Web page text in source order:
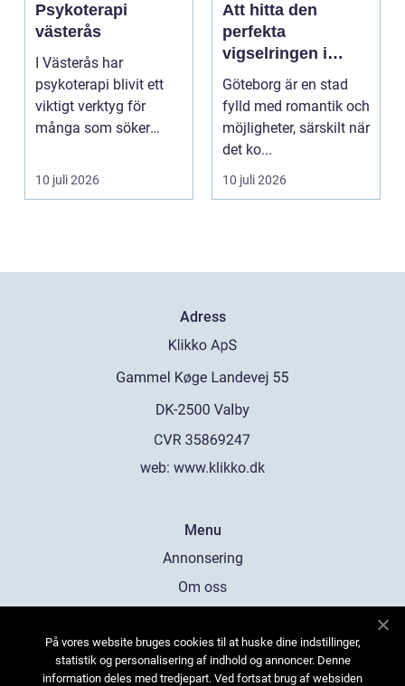
Psykoterapi
västerås
I Västerås har
psykoterapi blivit ett
viktigt verktyg för
många som söker
välmående i liv...
10 juli 2026
Att hitta den
perfekta
vigselringen i
Göteborg
Göteborg är en stad
fylld med romantik och
möjligheter, särskilt när
det ko...
10 juli 2026
Adress
web: www.klikko.dk
Menu
Annonsering
Om oss
Kontakta oss
Sitemap
På vores website bruges cookies til at huske dine indstillinger,
statistik og personalisering af indhold og annoncer. Denne
information deles med tredjepart. Ved fortsat brug af websiden